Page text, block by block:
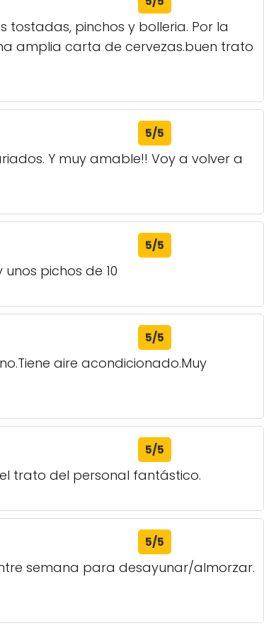
tostadas, pinchos y bolleria. Por la
amplia carta de cervezas.buen trato
5/5
Y muy amable!! Voy a volver a
5/5
pichos de 10
5/5
aire acondicionado.Muy
5/5
trato del personal fantástico.
5/5
semana para desayunar/almorzar.